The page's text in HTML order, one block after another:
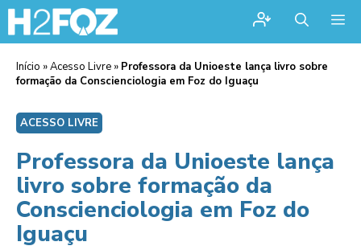
Início »Acesso Livre » Professora da Unioeste lança livro sobre
formação da Conscienciologia em Foz do Iguaçu
ACESSO LIVRE
Professora da Unioeste lança
livro sobre formação da
Conscienciologia em Foz do
Iguaçu